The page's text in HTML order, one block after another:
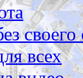
своего
всех